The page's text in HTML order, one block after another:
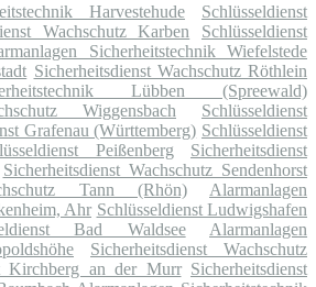
Harvestehude
Schlüsseldienst
Wachschutz Karben
Schlüsseldienst
Sicherheitstechnik Wiefelstede
Sicherheitsdienst Wachschutz Röthlein
Lübben (Spreewald)
Wiggensbach
Schlüsseldienst
Grafenau (Württemberg) Schlüsseldienst
Peißenberg
Sicherheitsdienst
Sicherheitsdienst Wachschutz Sendenhorst
Tann (Rhön)
Alarmanlagen
Ahr Schlüsseldienst Ludwigshafen
Bad Waldsee
Alarmanlagen
Sicherheitsdienst Wachschutz
Kirchberg an der Murr Sicherheitsdienst